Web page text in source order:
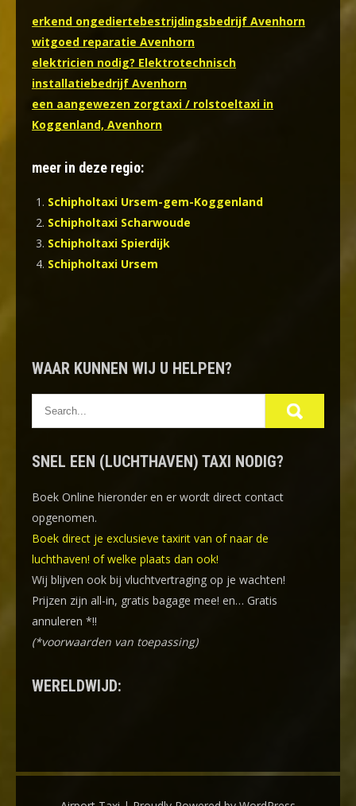
erkend ongediertebestrijdingsbedrijf Avenhorn
witgoed reparatie Avenhorn
elektricien nodig? Elektrotechnisch
installatiebedrijf Avenhorn
een aangewezen zorgtaxi / rolstoeltaxi in
Koggenland, Avenhorn
meer in deze regio:
Schipholtaxi Ursem-gem-Koggenland
Schipholtaxi Scharwoude
Schipholtaxi Spierdijk
Schipholtaxi Ursem
WAAR KUNNEN WIJ U HELPEN?
SNEL EEN (LUCHTHAVEN) TAXI NODIG?
Boek Online hieronder en er wordt direct contact
opgenomen.
Boek direct je exclusieve taxirit van of naar de
luchthaven! of welke plaats dan ook!
Wij blijven ook bij vluchtvertraging op je wachten!
Prijzen zijn all-in, gratis bagage mee! en… Gratis
annuleren *!!
(*voorwaarden van toepassing)
WERELDWIJD: